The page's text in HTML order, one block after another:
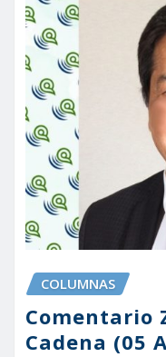
COLUMNAS
Comentario
Cadena (05